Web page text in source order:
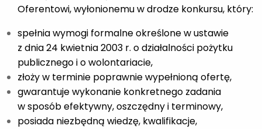
Oferentowi, wyłonionemu w drodze konkursu, który:
spełnia wymogi formalne określone w ustawie
z dnia 24 kwietnia 2003 r. o działalności pożytku
publicznego i o wolontariacie,
złoży w terminie poprawnie wypełnioną ofertę,
gwarantuje wykonanie konkretnego zadania
w sposób efektywny, oszczędny i terminowy,
posiada niezbędną wiedzę, kwalifikacje,